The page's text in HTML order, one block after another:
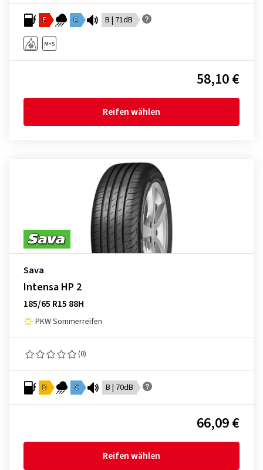
E C B | 71dB
58,10 €
Reifen wählen
Sava
Intensa HP 2
185/65 R15 88H
PKW Sommerreifen
(0)
D C B | 70dB
66,09 €
Reifen wählen